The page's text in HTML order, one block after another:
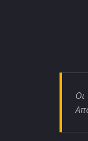
Οι